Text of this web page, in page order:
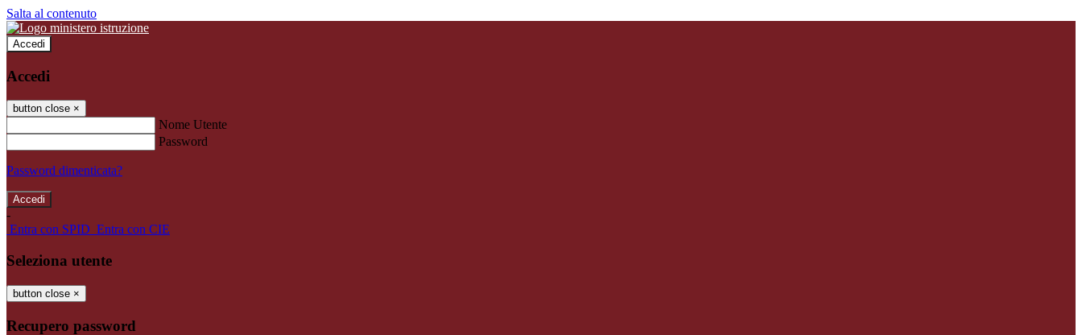
Salta al contenuto
Accedi
Accedi
button close ×
Nome Utente
Password
Password dimenticata?
-
Entra con SPID Entra con CIE
Seleziona utente
button close ×
Recupero password